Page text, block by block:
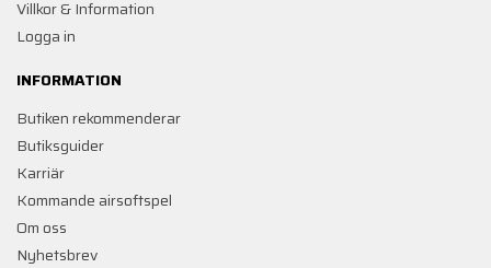
Villkor & Information
Logga in
INFORMATION
Butiken rekommenderar
Butiksguider
Karriär
Kommande airsoftspel
Om oss
Nyhetsbrev